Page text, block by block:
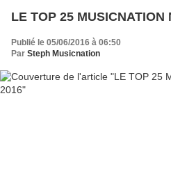
LE TOP 25 MUSICNATION
Publié le 05/06/2016 à 06:50
Par Steph Musicnation